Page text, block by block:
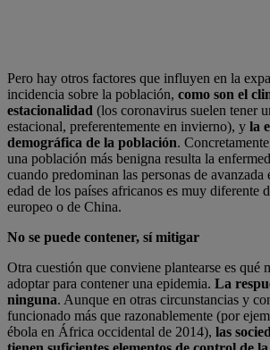
Pero hay otros factores que influyen en la
incidencia sobre la población, como son el
estacionalidad (los coronavirus suelen tener
estacional, preferentemente en invierno), y la
demográfica de la población.
una población más benigna resulta la
cuando predominan las personas de avanzada
edad de los países africanos es muy diferente
europeo o de China.
No se puede contener, sí mitigar
Otra cuestión que conviene plantearse es qué
adoptar para contener una epidemia. La
ninguna. Aunque en otras circunstancias y
funcionado más que razonablemente (por
ébola en África occidental de 2014), las